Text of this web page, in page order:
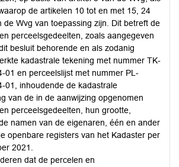
de artikelen 10 tot en met 15, 24
de Wvg van toepassing zijn. Dit betreft de
perceelsgedeelten, zoals aangegeven
besluit behorende en als zodanig
kadastrale tekening met nummer TK-
01 en perceelslijst met nummer PL-
01, inhoudende de kadastrale
van de in de aanwijzing opgenomen
perceelsgedeelten, hun grootte,
namen van de eigenaren, één en ander
openbare registers van het Kadaster per
2021.
dat de percelen en